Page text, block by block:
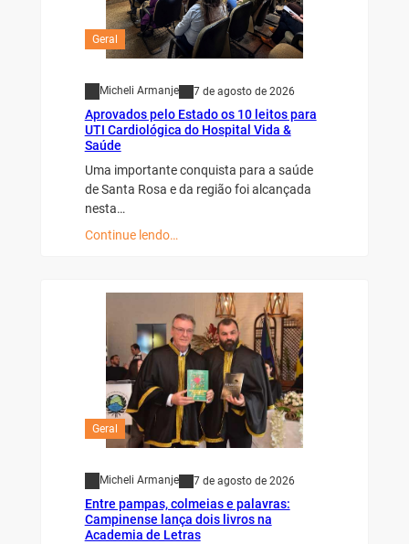
Geral
Micheli Armanje 7 de agosto de 2026
Aprovados pelo Estado os 10 leitos para
UTI Cardiológica do Hospital Vida &
Saúde
Uma importante conquista para a saúde
de Santa Rosa e da região foi alcançada
nesta…
Continue lendo…
Geral
Micheli Armanje 7 de agosto de 2026
Entre pampas, colmeias e palavras:
Campinense lança dois livros na
Academia de Letras